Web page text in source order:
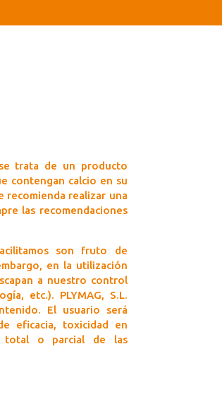
trata de un producto
contengan calcio en su
recomienda realizar una
las recomendaciones
son fruto de
en la utilización
a nuestro control
etc.). PLYMAG, S.L.
El usuario será
eficacia, toxicidad en
total o parcial de las